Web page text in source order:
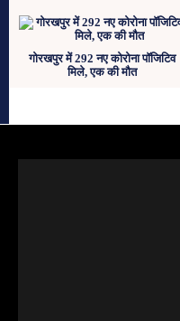
गोरखपुर में 292 नए कोरोना पॉजिटिव
मिले, एक की मौत